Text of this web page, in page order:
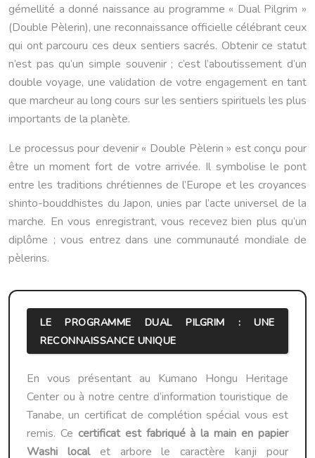
gémellité a donné naissance au programme « Dual Pilgrim »
(Double Pèlerin), une reconnaissance officielle célébrant ceux
qui ont parcouru ces deux sentiers sacrés. Obtenir ce statut
n’est pas qu’un simple souvenir ; c’est l’aboutissement d’un
double voyage, une validation de votre engagement en tant
que marcheur au long cours sur les sentiers spirituels les plus
importants de la planète.
Le processus pour devenir « Double Pèlerin » est conçu pour
être un moment fort de votre arrivée. Il symbolise le pont
entre les traditions chrétiennes de l’Europe et les croyances
shinto-bouddhistes du Japon, unies par l’acte universel de la
marche. En vous enregistrant, vous recevez bien plus qu’un
diplôme ; vous entrez dans une communauté mondiale de
pèlerins.
LE PROGRAMME DUAL PILGRIM : UNE
RECONNAISSANCE UNIQUE
En vous présentant au Kumano Hongu Heritage
Center ou à notre centre d’information touristique de
Tanabe, un certificat de complétion spécial vous est
remis. Ce certificat est fabriqué à la main en papier
Washi localet arbore le caractère kanji pour